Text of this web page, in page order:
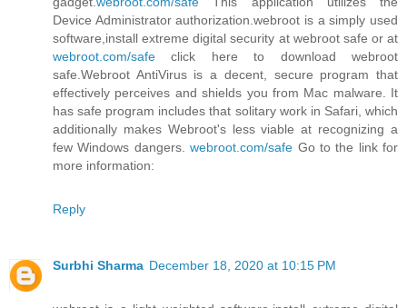
Device Administrator authorization.webroot is a simply used
software,install extreme digital security at webroot safe or at
webroot.com/safe click here to download webroot
safe.Webroot AntiVirus is a decent, secure program that
effectively perceives and shields you from Mac malware. It
has safe program includes that solitary work in Safari, which
additionally makes Webroot's less viable at recognizing a
few Windows dangers.webroot.com/safe Go to the link for
more information:
Reply
Surbhi Sharma December 18, 2020 at 10:15 PM